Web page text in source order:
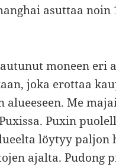
asuttaa noin
moneen eri
joka erottaa
Me
Puxin
löytyy
ajalta. Pudong